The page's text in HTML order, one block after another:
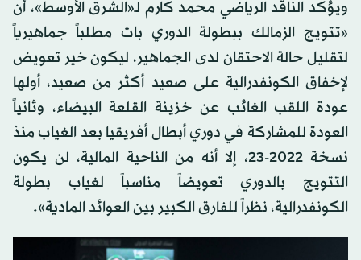
ويؤكد الناقد الرياضي محمد كارم لـ«الشرق الأوسط»، أن
«تتويج الزمالك ببطولة الدوري بات مطلباً جماهيرياً
لتقليل حالة الاحتقان لدى الجماهير، ليكون خير تعويض
لإخفاق الكونفدرالية على صعيد أكثر من صعيد، أولها
عودة اللقب الغائب عن خزينة القلعة البيضاء، وثانياً
العودة للمشاركة في دوري أبطال أفريقيا بعد الغياب منذ
نسخة 2022-23، إلا أنه من الناحية المالية، لن يكون
التتويج بالدوري تعويضاً مناسباً لغياب بطولة
الكونفدرالية، نظراً للفارق الكبير بين العوائد المادية».